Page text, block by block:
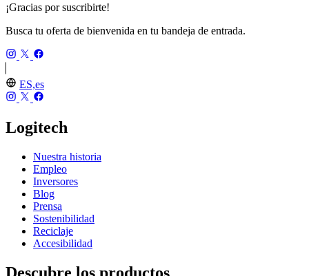
¡Gracias por suscribirte!
Busca tu oferta de bienvenida en tu bandeja de entrada.
ES,es
Logitech
Nuestra historia
Empleo
Inversores
Blog
Prensa
Sostenibilidad
Reciclaje
Accesibilidad
Descubre los productos